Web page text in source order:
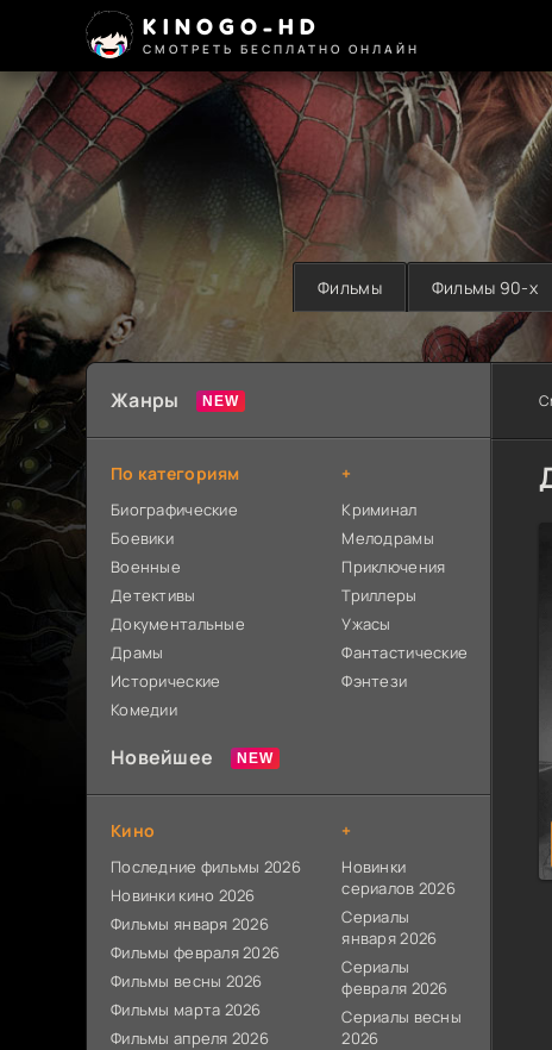
KINOGO-HD
СМОТРЕТЬ БЕСПЛАТНО ОНЛАЙН
Фильмы Фильмы 90-х
Жанры
По категориям
Биографические
Боевики
Военные
Детективы
Документальные
Драмы
Исторические
Комедии
+
Криминал
Мелодрамы
Приключения
Триллеры
Ужасы
Фантастические
Фэнтези
Новейшее
Кино
Последние фильмы 2026
Новинки кино 2026
Фильмы января 2026
Фильмы февраля 2026
Фильмы весны 2026
Фильмы марта 2026
Фильмы апреля 2026
+
Новинки
сериалов 2026
Сериалы
января 2026
Сериалы
февраля 2026
Сериалы весны
2026